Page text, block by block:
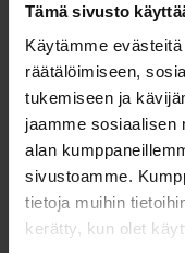
Tämä sivusto
Käytämme
räätälöimiseen,
tukemiseen ja
jaamme sosiaalisen
alan
sivustoamme.
tietoja muihin
kerätty, kun olet